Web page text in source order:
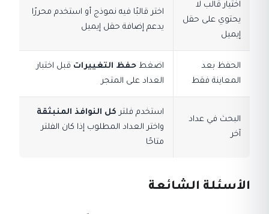
اختيار قالب لا
يحتوي على حقل
إيميل
اختر قالبًا فيه نموذج أو استخدم محررًا
يدعم إضافة حقل إيميل
الحفظ بعد
المعاينة فقط
اضغط حفظ التغييرات قبل اختبار
العداد على المتجر
البحث في عداد
آخر
استخدم فلتر كل النوافذ المنبثقة
واختر العداد المطلوب إذا كان الفلتر
متاحًا
الأسئلة الشائعة